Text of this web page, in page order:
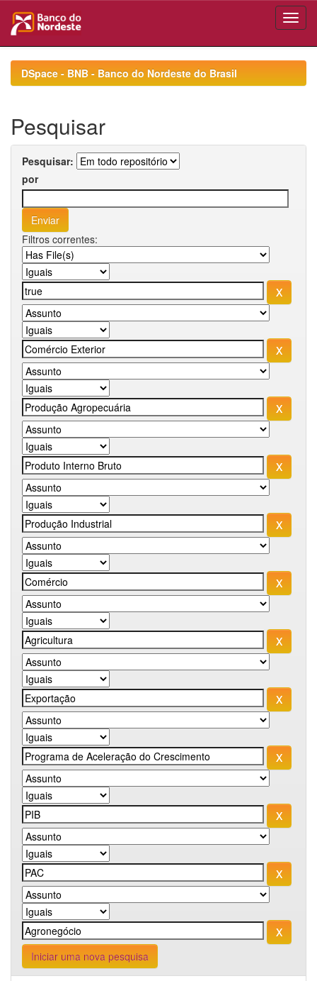
navigationDSpace - BNB - Banco do Nordeste do Brasil
Pesquisar
Pesquisar:
por
Filtros correntes:
Iniciar uma nova pesquisa